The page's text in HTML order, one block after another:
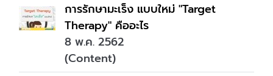
การรักษามะเร็ง แบบใหม่ "Target
Therapy" คืออะไร
8 พ.ค. 2562
(Content)